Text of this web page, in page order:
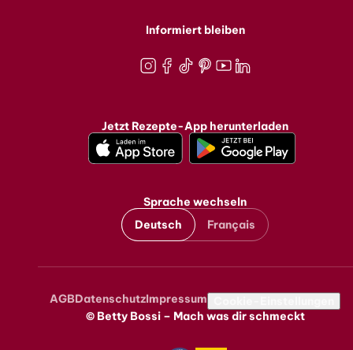
Informiert bleiben
Jetzt Rezepte-App herunterladen
Sprache wechseln
Deutsch
Français
Metanavigation
AGBDatenschutzImpressum
© Betty Bossi – Mach was dir schmeckt